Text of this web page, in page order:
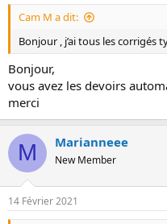
Cam M a dit:
Bonjour , j’ai tous les corrigés
Bonjour,
vous avez les devoirs
merci
M Marianneee
New Member
14 Février 2021